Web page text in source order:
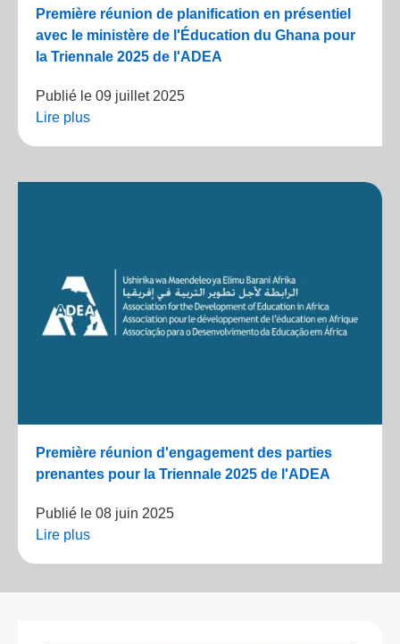
Première réunion de planification en présentiel
avec le ministère de l'Éducation du Ghana pour
la Triennale 2025 de l'ADEA
Publié le 09 juillet 2025
Lire plus
Première réunion d'engagement des parties
prenantes pour la Triennale 2025 de l'ADEA
Publié le 08 juin 2025
Lire plus